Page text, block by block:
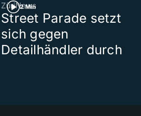
2 Min
ZüriNews
Street Parade setzt
sich gegen
Detailhändler durch